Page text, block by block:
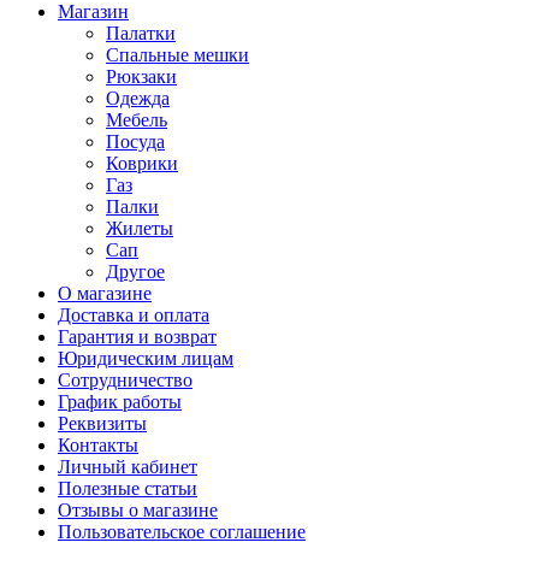
Магазин
Палатки
Спальные мешки
Рюкзаки
Одежда
Мебель
Посуда
Коврики
Газ
Палки
Жилеты
Сап
Другое
О магазине
Доставка и оплата
Гарантия и возврат
Юридическим лицам
Сотрудничество
График работы
Реквизиты
Контакты
Личный кабинет
Полезные статьи
Отзывы о магазине
Пользовательское соглашение